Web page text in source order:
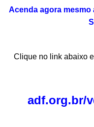
Acenda agora mesmo
Clique no link abaixo
adf.org.br/